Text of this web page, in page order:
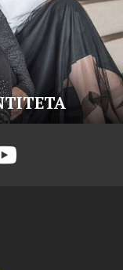
youtube